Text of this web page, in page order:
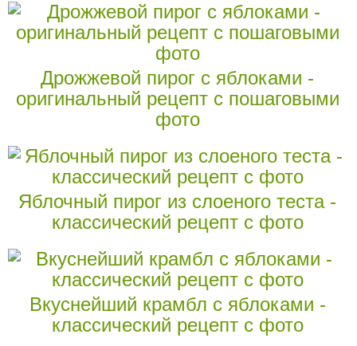
Дрожжевой пирог с яблоками -
оригинальный рецепт с пошаговыми
фото
Яблочный пирог из слоеного теста -
классический рецепт с фото
Вкуснейший крамбл с яблоками -
классический рецепт с фото